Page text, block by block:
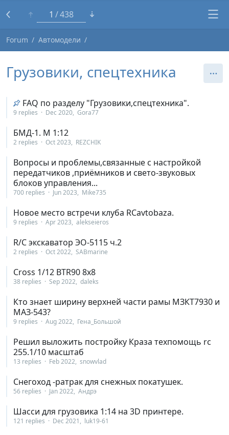
1 438
Forum Автомодели
Грузовики, спецтехника
FAQ по разделу "Грузовики,спецтехника".
9 replies Dec 2020 Gora77
БМД-1. М 1:12
2 replies Oct 2023 REZCHIK
Вопросы и проблемы,связанные с настройкой
передатчиков ,приёмников и свето-звуковых
блоков управления...
700 replies Jun 2023 Mike735
Новое место встречи клуба RCavtobaza.
9 replies Apr 2023 alekseieros
R/C экскаватор ЭО-5115 ч.2
2 replies Oct 2022 SABmarine
Cross 1/12 BTR90 8x8
38 replies Sep 2022 daleks
Кто знает ширину верхней части рамы МЗКТ7930 и
МАЗ-543?
9 replies Aug 2022 Гена_Большой
Решил выложить постройку Краза техпомощь rc
255.1/10 масштаб
13 replies Feb 2022 snowvlad
Снегоход -ратрак для снежных покатушек.
56 replies Jan 2022 Aндрэ
Шасси для грузовика 1:14 на 3D принтере.
121 replies Dec 2021 luk19-61